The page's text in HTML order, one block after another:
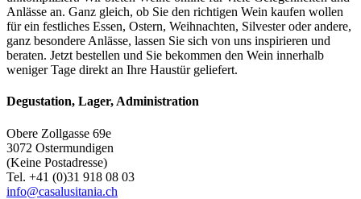
Anlässe an. Ganz gleich, ob Sie den richtigen Wein kaufen wollen
für ein festliches Essen, Ostern, Weihnachten, Silvester oder andere,
ganz besondere Anlässe, lassen Sie sich von uns inspirieren und
beraten. Jetzt bestellen und Sie bekommen den Wein innerhalb
weniger Tage direkt an Ihre Haustür geliefert.
Degustation, Lager, Administration
Obere Zollgasse 69e
3072 Ostermundigen
(Keine Postadresse)
Tel. +41 (0)31 918 08 03
info@casalusitania.ch